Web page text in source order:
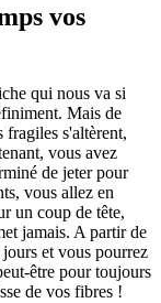
vos
qui nous va si
Mais de
fragiles s'altèrent,
vous avez
de jeter pour
vous allez en
un coup de tête,
jamais. A partir de
et vous pourrez
être pour toujours
de vos fibres !